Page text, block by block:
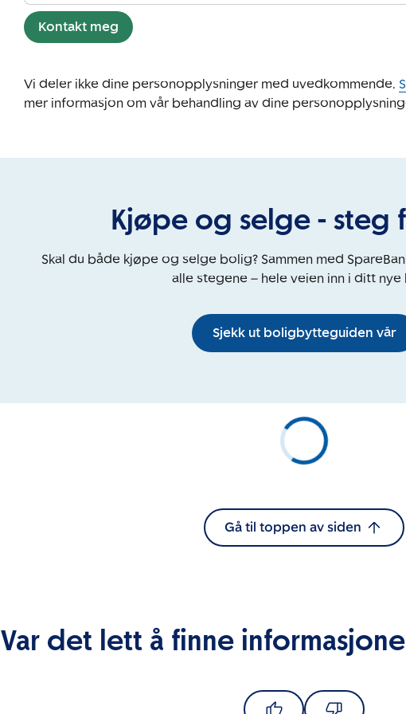
Kontakt meg
Vi deler ikke dine personopplysninger med uvedkommende.
mer informasjon om vår behandling av dine
Kjøpe og selge - steg
Skal du både kjøpe og selge bolig? Sammen med
alle stegene – hele veien inn i ditt nye
Sjekk ut boligbytteguiden vår
Gå til toppen av siden
Var det lett å finne